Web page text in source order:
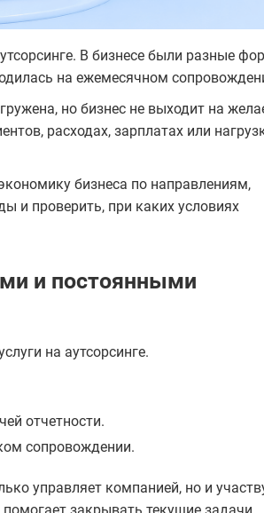
В бизнесе были разные
на ежемесячном
но бизнес не выходит на
расходах, зарплатах или
бизнеса по направлениям,
и проверить, при каких условиях
и постоянными
на аутсорсинге.
отчетности.
сопровождении.
управляет компанией, но и